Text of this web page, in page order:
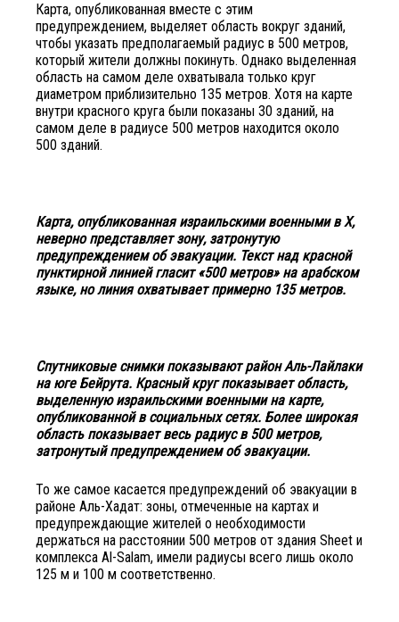
Карта, опубликованная вместе с этим
предупреждением, выделяет область вокруг зданий,
чтобы указать предполагаемый радиус в 500 метров,
который жители должны покинуть. Однако выделенная
область на самом деле охватывала только круг
диаметром приблизительно 135 метров. Хотя на карте
внутри красного круга были показаны 30 зданий, на
самом деле в радиусе 500 метров находится около
500 зданий.
Карта, опубликованная израильскими военными в X,
неверно представляет зону, затронутую
предупреждением об эвакуации. Текст над красной
пунктирной линией гласит «500 метров» на арабском
языке, но линия охватывает примерно 135 метров.
Спутниковые снимки показывают район Аль-Лайлаки
на юге Бейрута. Красный круг показывает область,
выделенную израильскими военными на карте,
опубликованной в социальных сетях. Более широкая
область показывает весь радиус в 500 метров,
затронутый предупреждением об эвакуации.
То же самое касается предупреждений об эвакуации в
районе Аль-Хадат: зоны, отмеченные на картах и ​​
предупреждающие жителей о необходимости
держаться на расстоянии 500 метров от здания Sheet и
комплекса Al-Salam, имели радиусы всего лишь около
125 м и 100 м соответственно.